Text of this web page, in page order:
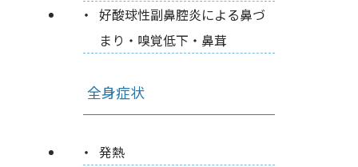
好酸球性副鼻腔炎による鼻づ
まり・嗅覚低下・鼻茸
全身症状
発熱